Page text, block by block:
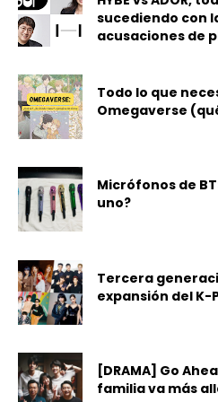
sucediendo con
acusaciones de
Todo lo que
Omegaverse
Micrófonos de
uno?
Tercera
expansión del K-
[DRAMA] Go
familia va más